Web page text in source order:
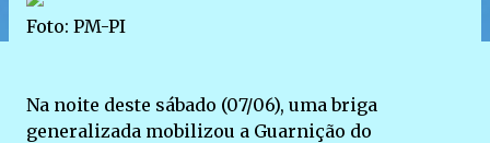
Foto: PM-PI
Na noite deste sábado (07/06), uma briga
generalizada mobilizou a Guarnição do